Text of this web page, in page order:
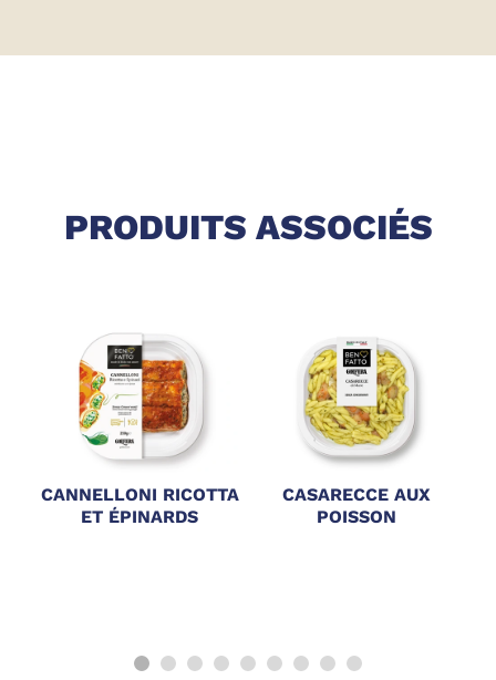
PRODUITS ASSOCIÉS
CANNELLONI RICOTTA
ET ÉPINARDS
CASARECCE AUX
POISSON